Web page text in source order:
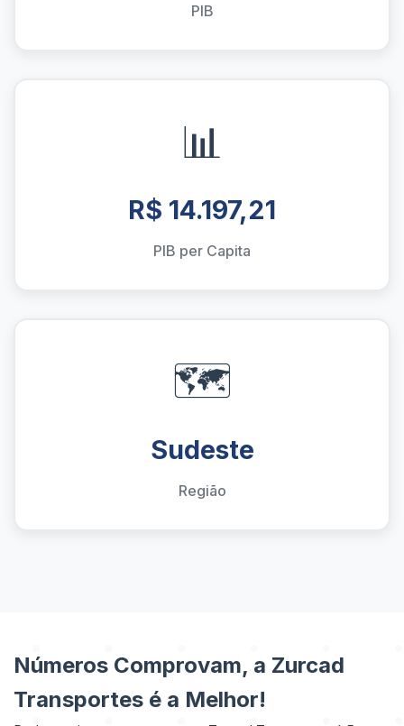
PIB
📊
R$ 14.197,21
PIB per Capita
🗺️
Sudeste
Região
Números Comprovam, a Zurcad
Transportes é a Melhor!